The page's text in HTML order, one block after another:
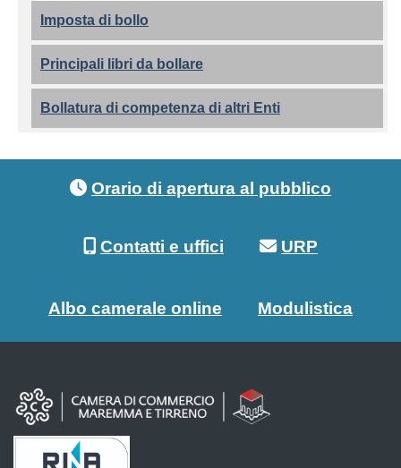
Imposta di bollo
Principali libri da bollare
Bollatura di competenza di altri Enti
Orario di apertura al pubblico
Contatti e uffici URP
Albo camerale online Modulistica